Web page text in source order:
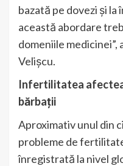
bazată pe dovezi și
această abordare
domeniile
Velișcu.
Infertilitatea
bărbații
Aproximativ unul din
probleme de
înregistrată la nivel